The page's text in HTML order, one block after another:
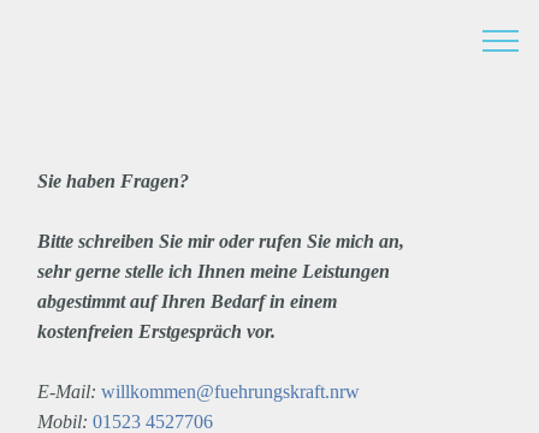
Sie haben Fragen?
Bitte schreiben Sie mir oder rufen Sie mich an,
sehr gerne stelle ich Ihnen meine Leistungen
abgestimmt auf Ihren Bedarf in einem
kostenfreien Erstgespräch vor.
E-Mail: willkommen@fuehrungskraft.nrw
Mobil: 01523 4527706